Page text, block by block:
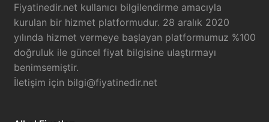
Fiyatinedir.net kullanıcı bilgilendirme amacıyla
kurulan bir hizmet platformudur. 28 aralık 2020
yılında hizmet vermeye başlayan platformumuz %100
doğruluk ile güncel fiyat bilgisine ulaştırmayı
benimsemiştir.
İletişim için bilgi@fiyatinedir.net